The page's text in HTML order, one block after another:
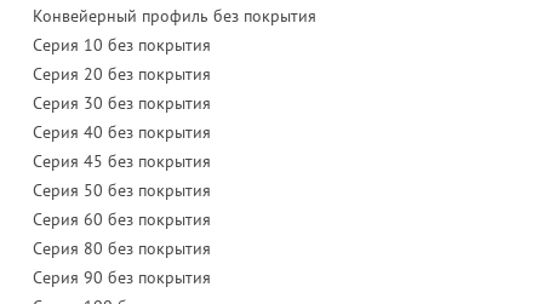
Конвейерный профиль без покрытия
Серия 10 без покрытия
Серия 20 без покрытия
Серия 30 без покрытия
Серия 40 без покрытия
Серия 45 без покрытия
Серия 50 без покрытия
Серия 60 без покрытия
Серия 80 без покрытия
Серия 90 без покрытия